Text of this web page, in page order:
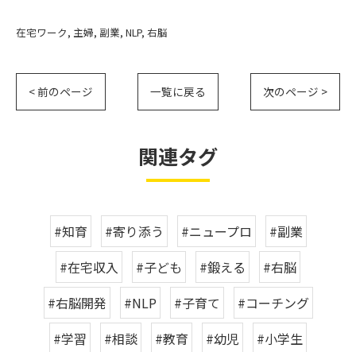
在宅ワーク 主婦 副業 NLP 右脳
< 前のページ 一覧に戻る 次のページ >
関連タグ
#知育 #寄り添う #ニュープロ
#副業
#在宅収入
#子ども #鍛える
#右脳
#右脳開発
#NLP #子育て
#コーチング
#学習
#相談 #教育 #幼児
#小学生